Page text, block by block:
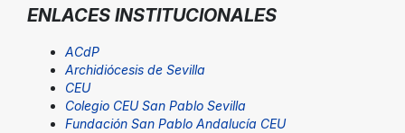
ENLACES INSTITUCIONALES
ACdP
Archidiócesis de Sevilla
CEU
Colegio CEU San Pablo Sevilla
Fundación San Pablo Andalucía CEU